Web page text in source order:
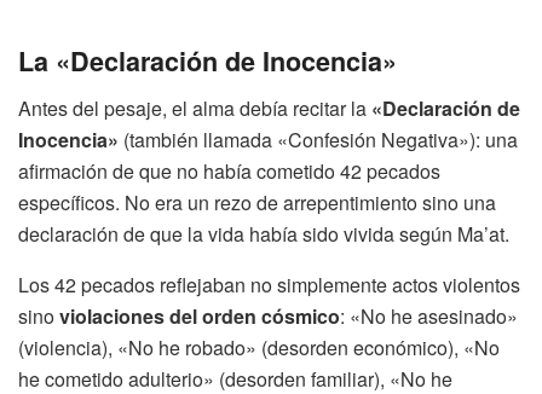
La «Declaración de Inocencia»
Antes del pesaje, el alma debía recitar la «Declaración de
Inocencia» (también llamada «Confesión Negativa»): una
afirmación de que no había cometido 42 pecados
específicos. No era un rezo de arrepentimiento sino una
declaración de que la vida había sido vivida según Ma’at.
Los 42 pecados reflejaban no simplemente actos violentos
sinoviolaciones del orden cósmico: «No he asesinado»
(violencia), «No he robado» (desorden económico), «No
he cometido adulterio» (desorden familiar), «No he